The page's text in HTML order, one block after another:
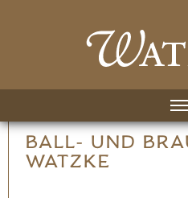
BALL- UND­
WATZKE